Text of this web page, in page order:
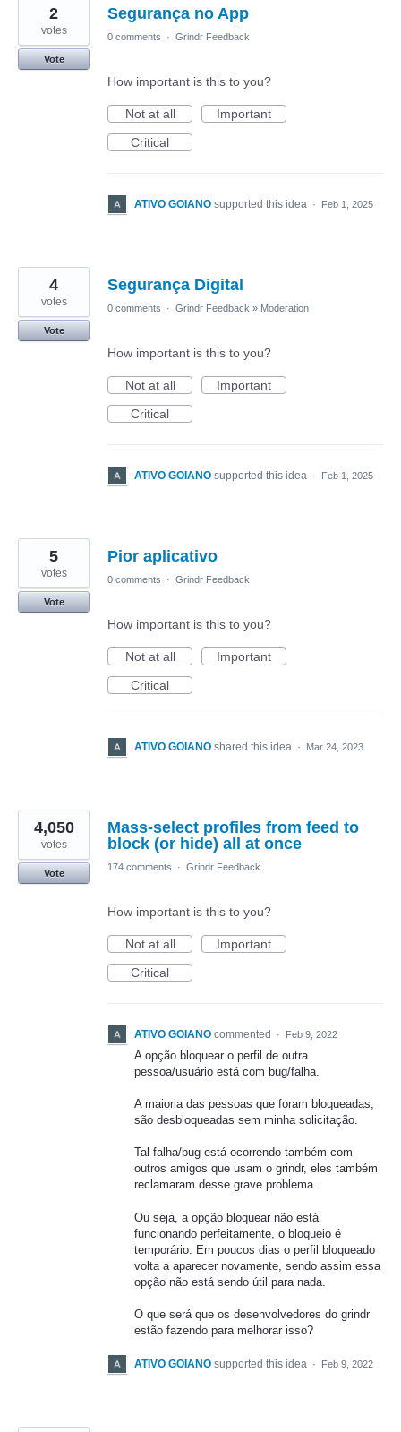
Segurança no App
2
votes
Vote
0 comments · Grindr Feedback
How important is this to you?
Not at all
Important
Critical
ATIVO GOIANO supported this idea · Feb 1, 2025
Segurança Digital
4
votes
Vote
0 comments · Grindr Feedback » Moderation
How important is this to you?
Not at all
Important
Critical
ATIVO GOIANO supported this idea · Feb 1, 2025
Pior aplicativo
5
votes
Vote
0 comments · Grindr Feedback
How important is this to you?
Not at all
Important
Critical
ATIVO GOIANO shared this idea · Mar 24, 2023
Mass-select profiles from feed to
block (or hide) all at once
4,050
votes
Vote
174 comments · Grindr Feedback
How important is this to you?
Not at all
Important
Critical
ATIVO GOIANO commented · Feb 9, 2022
A opção bloquear o perfil de outra
pessoa/usuário está com bug/falha.
A maioria das pessoas que foram bloqueadas,
são desbloqueadas sem minha solicitação.
Tal falha/bug está ocorrendo também com
outros amigos que usam o grindr, eles também
reclamaram desse grave problema.
Ou seja, a opção bloquear não está
funcionando perfeitamente, o bloqueio é
temporário. Em poucos dias o perfil bloqueado
volta a aparecer novamente, sendo assim essa
opção não está sendo útil para nada.
O que será que os desenvolvedores do grindr
estão fazendo para melhorar isso?
ATIVO GOIANO supported this idea · Feb 9, 2022